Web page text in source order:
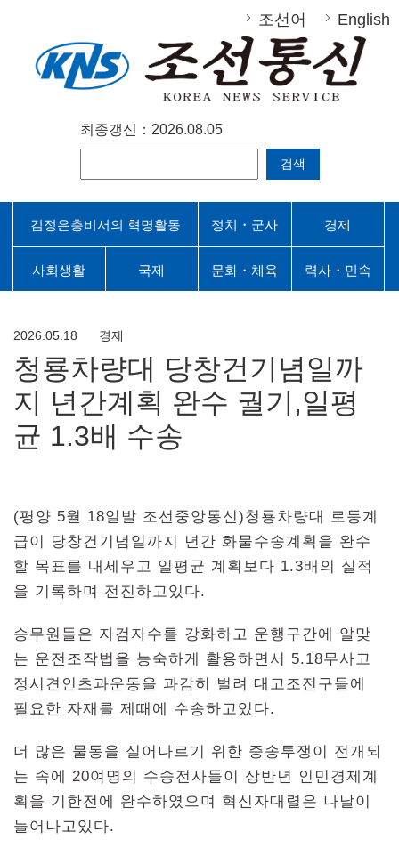
조선어 English
최종갱신：2026.08.05
검색
김정은총비서의 혁명활동 정치・군사 경제
사회생활 국제 문화・체육 력사・민속
2026.05.18 경제
청룡차량대 당창건기념일까
지 년간계획 완수 궐기,일평
균 1.3배 수송
(평양 5월 18일발 조선중앙통신)청룡차량대 로동계
급이 당창건기념일까지 년간 화물수송계획을 완수
할 목표를 내세우고 일평균 계획보다 1.3배의 실적
을 기록하며 전진하고있다.
승무원들은 자검자수를 강화하고 운행구간에 알맞
는 운전조작법을 능숙하게 활용하면서 5.18무사고
정시견인초과운동을 과감히 벌려 대고조전구들에
필요한 자재를 제때에 수송하고있다.
더 많은 물동을 실어나르기 위한 증송투쟁이 전개되
는 속에 20여명의 수송전사들이 상반년 인민경제계
획을 기한전에 완수하였으며 혁신자대렬은 나날이
늘어나고있다.